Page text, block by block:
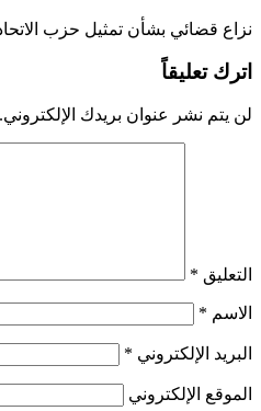
نزاع قضائي بشأن تمثيل حزب
اترك تعليقاً
لن يتم نشر عنوان بريدك الإلكتروني.
التعليق *
الاسم *
البريد الإلكتروني *
الموقع الإلكتروني